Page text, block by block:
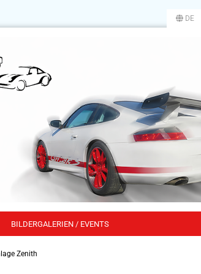
DE
BILDERGALERIEN / EVENTS
Zenith